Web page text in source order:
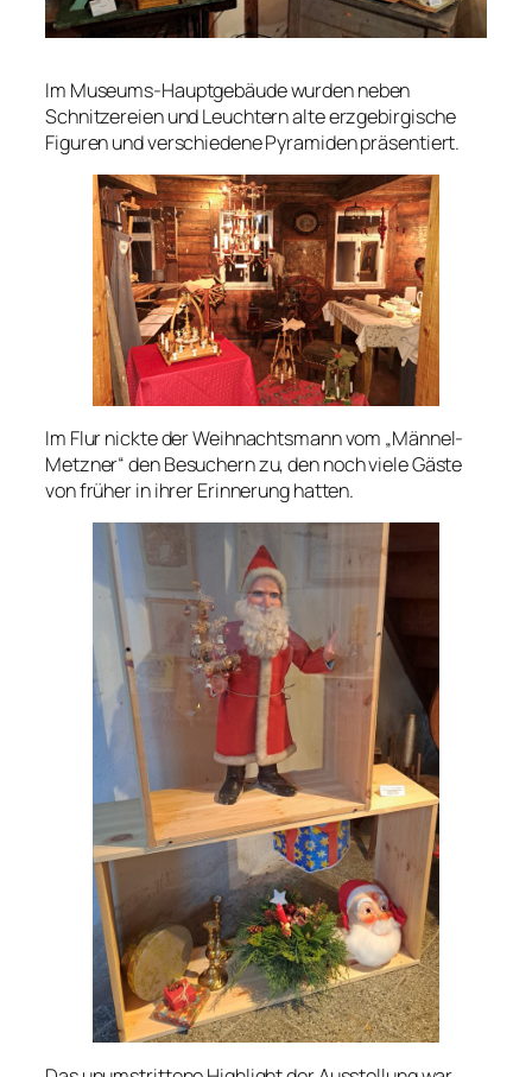
Im Museums-Hauptgebäude wurden neben
Schnitzereien und Leuchtern alte erzgebirgische
Figuren und verschiedene Pyramiden präsentiert.
Im Flur nickte der Weihnachtsmann vom „Männel-
Metzner“ den Besuchern zu, den noch viele Gäste
von früher in ihrer Erinnerung hatten.